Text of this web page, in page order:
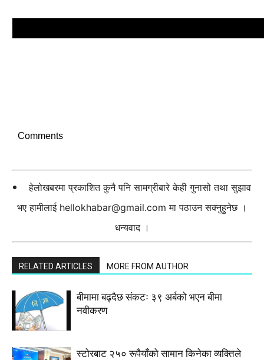
Comments
हेलोखबरमा प्रकाशित कुनै पनि सामग्रीबारे केही गुनासो तथा सुझाव
भए हामीलाई hellokhabar@gmail.com मा पठाउन सक्नुहुनेछ ।
धन्यवाद ।
RELATED ARTICLES MORE FROM AUTHOR
बीमामा बढ्दैछ संकटः ३९ अर्बको भएन बीमा
नवीकरण
स्टाेरबाट २५० रूपैयाँको सामान किनेका व्यक्तिले